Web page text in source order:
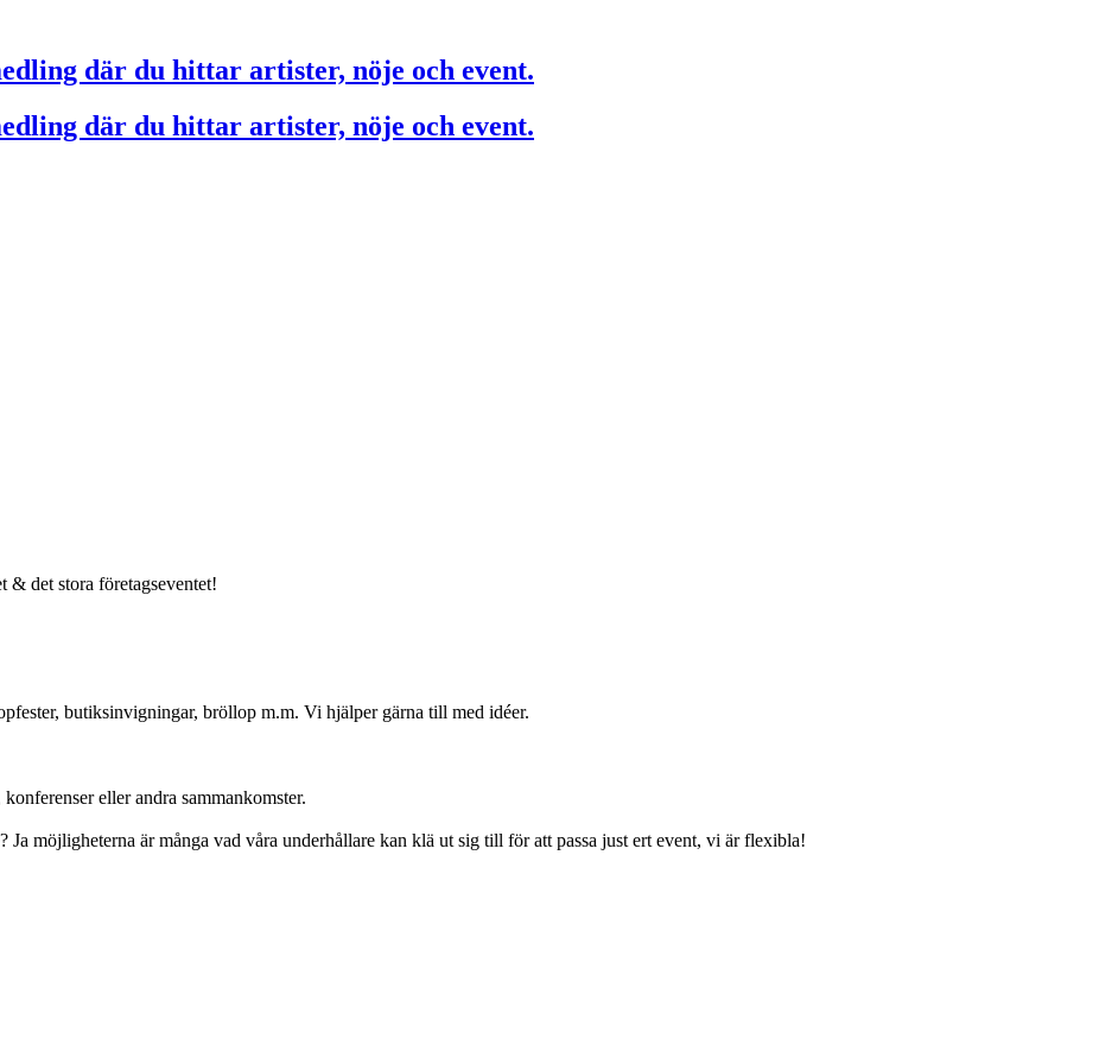
där du hittar artister, nöje och event.
där du hittar artister, nöje och event.
& det stora företagseventet!
butiksinvigningar, bröllop m.m. Vi hjälper gärna till med idéer.
eller andra sammankomster.
Ja möjligheterna är många vad våra underhållare kan klä ut sig till för att passa just ert event, vi är flexibla!